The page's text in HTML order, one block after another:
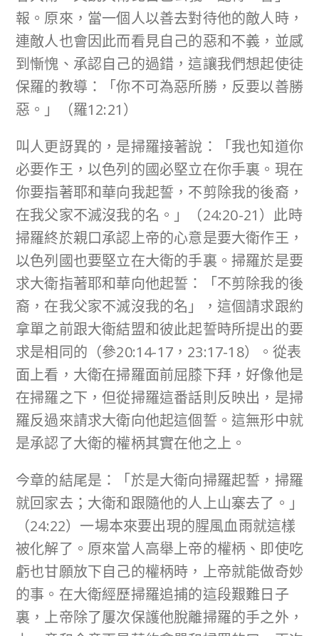
報。原來，當一個人以善去對待他的敵人時，
連敵人也會因此而看見自己的惡和不義，並感
到慚愧、承認自己的過錯，這讓我們想起使徒
保羅的教導：「你不可為惡所勝，反要以善勝
惡。」（羅12:21）
叫人更訝異的，是掃羅接著說：「我也知道你
必要作王，以色列的國必堅立在你手裏。現在
你要指著耶和華向我起誓，不剪除我的後裔，
在我父家不滅沒我的名。」（24:20-21）此時
掃羅終於親口承認上帝的心意是要大衛作王，
以色列國也要堅立在大衛的手裏。掃羅於是要
求大衛指著耶和華向他起誓：「不剪除我的後
裔，在我父家不滅沒我的名」，這個請求跟約
拿單之前跟大衛結盟和彼此起誓時所提出的要
求是相同的（參20:14-17，23:17-18）。從表
面上看，大衛在掃羅面前屈膝下拜，好像他是
在掃羅之下，但從掃羅這番話則反映出，是掃
羅反過來請求大衛向他起這個誓。這無形中就
是承認了大衛的權柄其實在他之上。
今章的結尾是：「於是大衛向掃羅起誓，掃羅
就回家去；大衛和跟隨他的人上山寨去了。」
（24:22）一場本來要出現的腥風血雨就這樣
被化解了。原來當人高舉上帝的權柄、即使吃
虧也甘願放下自己的權柄時，上帝就能做奇妙
的事。在大衛經歷掃羅追捕的這段艱難日子
裏，上帝除了屢次保護他脫離掃羅的手之外，